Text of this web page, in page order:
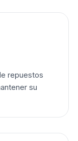
repuestos
su